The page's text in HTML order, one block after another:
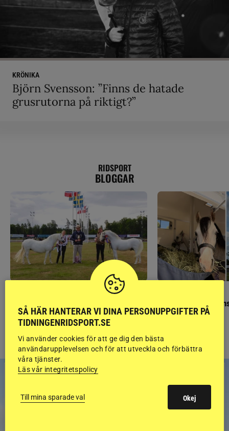
KRÖNIKA
Björn Svensson: ”Finns de hatade
grusrutorna på riktigt?”
RIDSPORT
BLOGGAR
Finaldag med jubileumsutställning Så gick det på
SÅ HÄR HANTERAR VI DINA PERSONUPPGIFTER PÅ
TIDNINGENRIDSPORT.SE
Vi använder cookies för att ge dig den bästa
användarupplevelsen och för att utveckla och förbättra
våra tjänster.
Läs vår integritetspolicy
Till mina sparade val Okej